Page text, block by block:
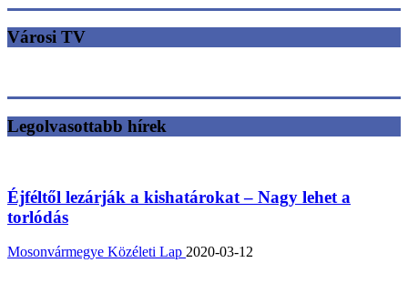
Városi TV
Legolvasottabb hírek
Éjféltől lezárják a kishatárokat – Nagy lehet a
torlódás
Mosonvármegye Közéleti Lap 2020-03-12